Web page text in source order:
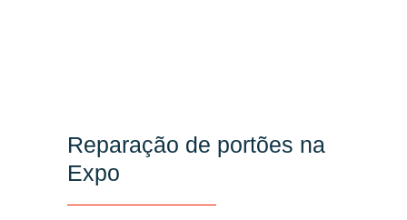
Reparação de portões na
Expo